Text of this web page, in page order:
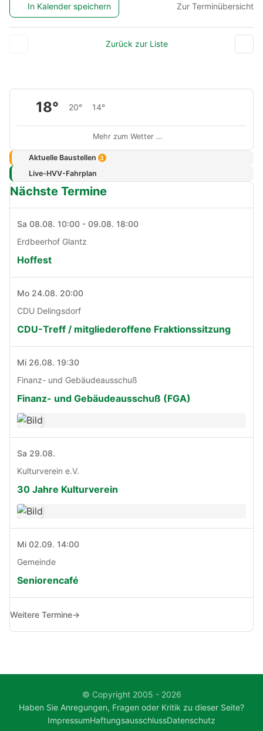
In Kalender speichern Zur Terminübersicht
Zurück zur Liste
18° 20° 14°
Mehr zum Wetter …
Aktuelle Baustellen 3
Live-HVV-Fahrplan
Nächste Termine
Sa 08.08. 10:00 - 09.08. 18:00
Erdbeerhof Glantz
Hoffest
Mo 24.08. 20:00
CDU Delingsdorf
CDU-Treff / mitgliederoffene Fraktionssitzung
Mi 26.08. 19:30
Finanz- und Gebäudeausschuß
Finanz- und Gebäudeausschuß (FGA)
Sa 29.08.
Kulturverein e.V.
30 Jahre Kulturverein
Mi 02.09. 14:00
Gemeinde
Seniorencafé
Weitere Termine→
© Copyright 2005 - 2026
Haben Sie Anregungen, Fragen oder Kritik zu dieser Seite?
ImpressumHaftungsausschlussDatenschutz